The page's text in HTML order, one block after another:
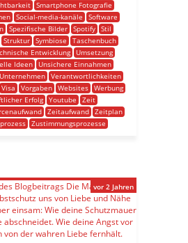
Smartphone Fotografie
Social-media-kanäle
Software
Spezifische Bilder Spotify Stil
Struktur Symbiose
Taschenbuch
Entwicklung
Umsetzung
Ideen
Unsichere Einnahmen
Unternehmen Verantwortlichkeiten
Visa Vorgaben Websites Werbung
Erfolg
Youtube
Zeit
Zeitaufwand
Zeitplan
Zustimmungsprozesse
vor 2 Jahren